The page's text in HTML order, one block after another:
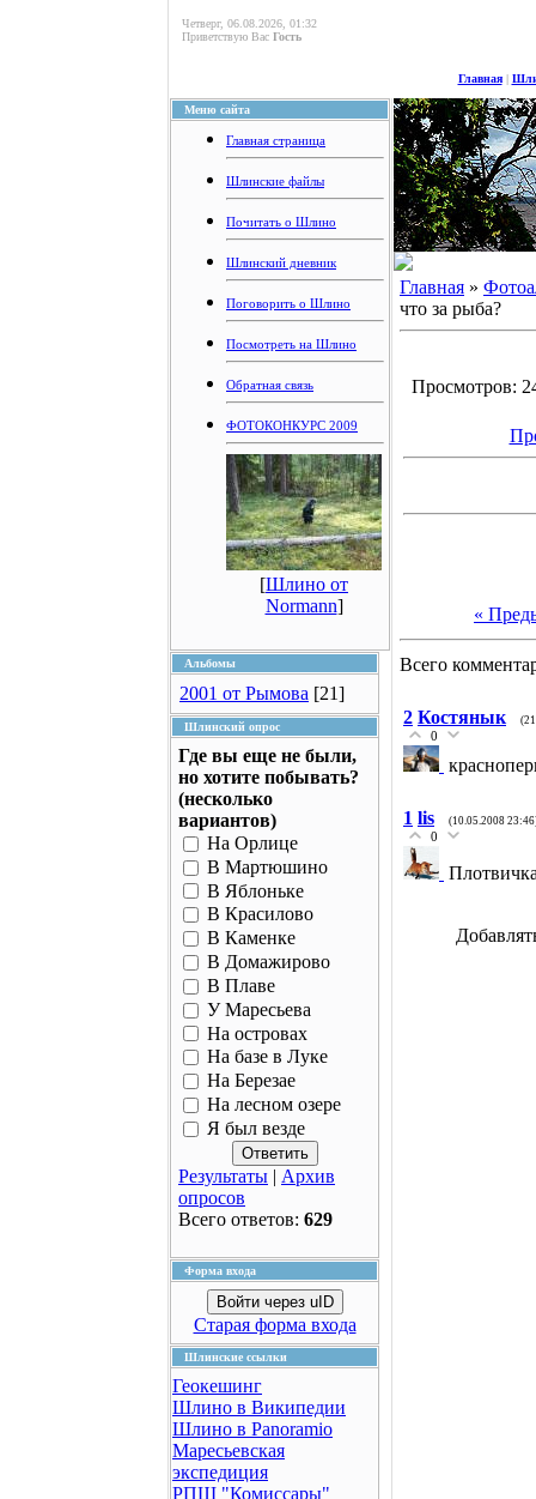
Четверг, 06.08.2026, 01:32
Приветствую Вас Гость
Главная|
Меню сайта
Главная страница
Шлинские файлы
Почитать о Шлино
Шлинский дневник
Поговорить о Шлино
Посмотреть на Шлино
Обратная связь
ФОТОКОНКУРС 2009
[Шлино от
Normann]
Альбомы
2001 от Рымова [21]
Шлинский опрос
Где вы еще не были,
но хотите побывать?
(несколько
вариантов)
На Орлице
В Мартюшино
В Яблоньке
В Красилово
В Каменке
В Домажирово
В Плаве
У Маресьева
На островах
На базе в Луке
На Березае
На лесном озере
Я был везде
Результаты | Архив
опросов
Всего ответов: 629
Форма входа
Войти через uID
Старая форма входа
Шлинские ссылки
Геокешинг
Шлино в Википедии
Шлино в Panoramio
Маресьевская
экспедиция
РПШ "Комиссары"
Главная »
что за рыба?
Просмотров:
«
Всего
2 Костянык
0
1 lis (10.05.2008
0